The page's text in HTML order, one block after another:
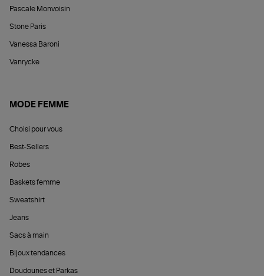
Pascale Monvoisin
Stone Paris
Vanessa Baroni
Vanrycke
MODE FEMME
Choisi pour vous
Best-Sellers
Robes
Baskets femme
Sweatshirt
Jeans
Sacs à main
Bijoux tendances
Doudounes et Parkas